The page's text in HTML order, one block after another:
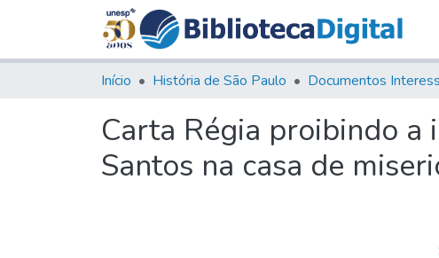
Início História de São Paulo Documentos
Carta Régia proibindo
Santos na casa de